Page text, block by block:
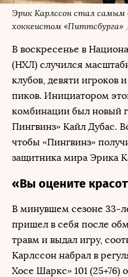
Эрик Карлссон стал самым
хоккеистом «Питтсбурга»
В воскресенье в
(НХЛ) случился
клубов, девяти игроков
пиков. Инициатором
комбинации был новый
Пингвинз» Кайл Дубас.
чтобы «Пингвинз»
защитника мира Эрика
«Вы оцените
В минувшем сезоне 33-
пришел в себя после
травм и выдал игру,
Карлссон набрал в
Хосе Шаркс» 101